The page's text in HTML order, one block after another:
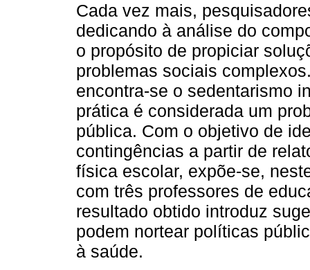
Cada vez mais,
dedicando à análise do
o propósito de propiciar
problemas sociais
encontra-se o sedentarismo
prática é considerada um
pública. Com o objetivo de
contingências a partir de
física escolar, expõe-se,
com três professores de
resultado obtido introduz
podem nortear políticas
à saúde.